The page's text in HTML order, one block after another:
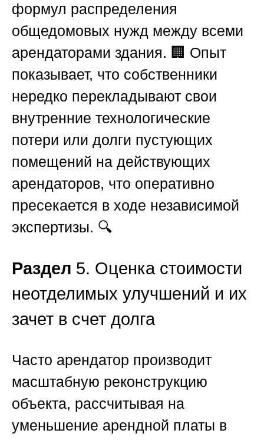
формул распределения
общедомовых нужд между всеми
арендаторами здания. 🏢 Опыт
показывает, что собственники
нередко перекладывают свои
внутренние технологические
потери или долги пустующих
помещений на действующих
арендаторов, что оперативно
пресекается в ходе независимой
экспертизы. 🔍
Раздел 5. Оценка стоимости
неотделимых улучшений и их
зачет в счет долга
Часто арендатор производит
масштабную реконструкцию
объекта, рассчитывая на
уменьшение арендной платы в